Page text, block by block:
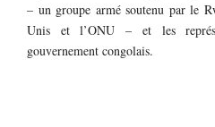
– un groupe armé soutenu par le
Unis et l’ONU – et les
gouvernement congolais.